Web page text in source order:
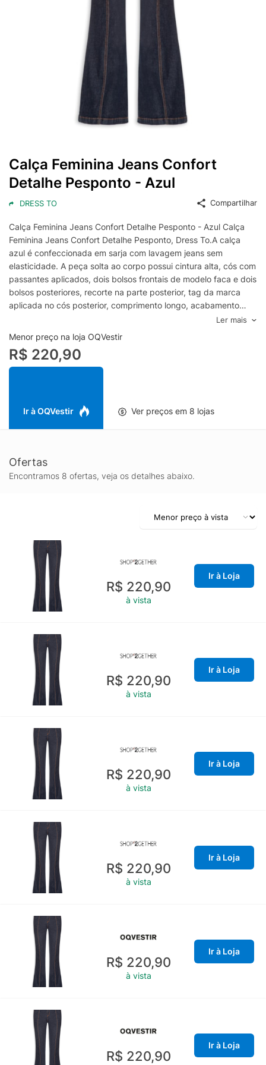
Calça Feminina Jeans Confort
Detalhe Pesponto - Azul
DRESS TO Compartilhar
Calça Feminina Jeans Confort Detalhe Pesponto - Azul Calça
Feminina Jeans Confort Detalhe Pesponto, Dress To.A calça
azul é confeccionada em sarja com lavagem jeans sem
elasticidade. A peça solta ao corpo possui cintura alta, cós com
passantes aplicados, dois bolsos frontais de modelo faca e dois
bolsos posteriores, recorte na parte posterior, tag da marca
aplicada no cós posterior, comprimento longo, acabamento
pespontado em cor contrastante e fechamento frontal por
botão e zíper.Especificações & Cuidados:Lavar à
máquina.Composição: 98% Algodão 2% ElastanoCor:
AzulMarca: Dress To
Ler mais
Menor preço na loja OQVestir
R$ 220,90
Ir à OQVestir Ver preços em 8 lojas
Ofertas
Encontramos 8 ofertas, veja os detalhes abaixo.
R$ 220,90
à vista
Ir à Loja
R$ 220,90
à vista
Ir à Loja
R$ 220,90
à vista
Ir à Loja
R$ 220,90
à vista
Ir à Loja
R$ 220,90
à vista
Ir à Loja
R$ 220,90
Ir à Loja